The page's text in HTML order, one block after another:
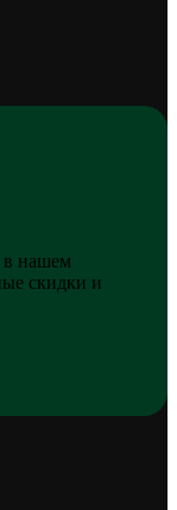
в нашем
скидки и